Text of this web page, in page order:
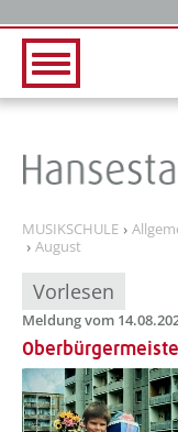
MUSIKSCHULE
August
Vorlesen
Meldung vom